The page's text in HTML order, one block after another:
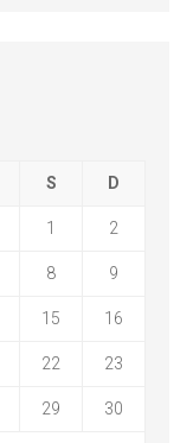
S D
1 2
8 9
15 16
22 23
29 30